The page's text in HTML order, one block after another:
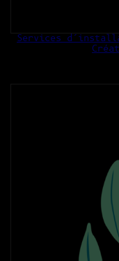
Services